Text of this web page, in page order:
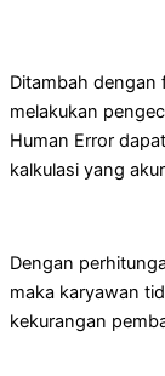
Ditambah dengan
melakukan
Human Error
kalkulasi yang
Dengan
maka karyawan
kekurangan